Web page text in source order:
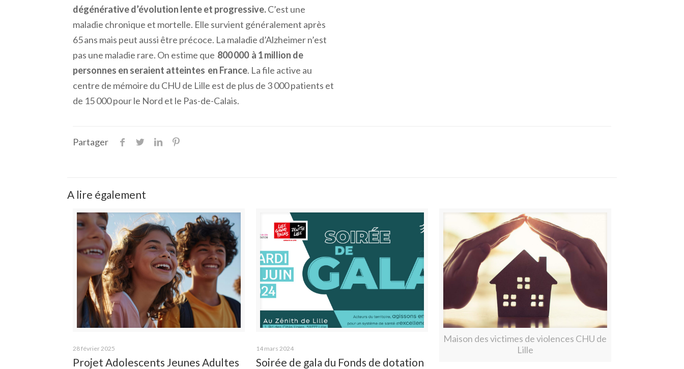
dégénérative d’évolution lente et progressive.C’est une
maladie chronique et mortelle. Elle survient généralement après
65 ans mais peut aussi être précoce. La maladie d’Alzheimer n’est
pas une maladie rare. On estime que 800 000 à 1 million de
personnes en seraient atteintes en France. La file active au
centre de mémoire du CHU de Lille est de plus de 3 000 patients et
de 15 000 pour le Nord et le Pas-de-Calais.
Partager
A lire également
28 février 2025
Projet Adolescents Jeunes Adultes
14 mars 2024
Soirée de gala du Fonds de dotation
Maison des victimes de violences CHU de
Lille